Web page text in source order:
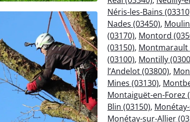
Néris-les-Bains
Nades (03450),
(03170), Montord
(03150), Montmarault
(03100), Montilly
l’Andelot (03800),
Mines (03130),
Montaiguët-en-Forez
Blin (03150),
Monétay-sur-Allier